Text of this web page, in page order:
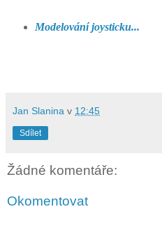
Modelování joysticku...
Jan Slanina v 12:45
Sdílet
Žádné komentáře:
Okomentovat